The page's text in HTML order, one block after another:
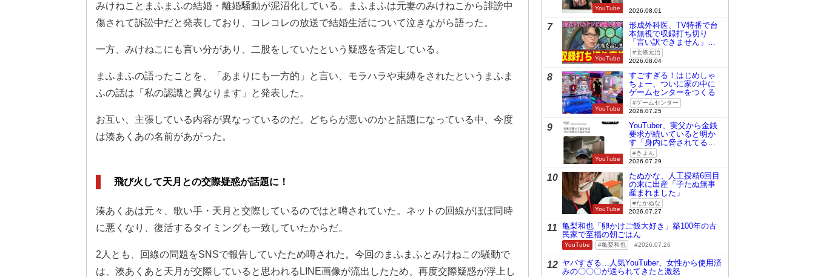
みけねことまふまふの結婚・離婚騒動が泥沼化している。まふまふは元妻のみけねこから誹謗中
傷されて訴訟中だと発表しており、コレコレの放送で結婚生活について泣きながら語った。
一方、みけねこにも言い分があり、二股をしていたという疑惑を否定している。
まふまふの語ったことを、「あまりにも一方的」と言い、モラハラや束縛をされたというまふま
ふの話は「私の認識と異なります」と発表した。
お互い、主張している内容が異なっているのだ。どちらが悪いのかと話題になっている中、今度
は湊あくあの名前があがった。
飛び火して天月との交際疑惑が話題に！
湊あくあは元々、歌い手・天月と交際しているのではと噂されていた。ネットの回線がほぼ同時
に悪くなり、復活するタイミングも一致していたからだ。
2人とも、回線の問題をSNSで報告していたため噂された。今回のまふまふとみけねこの騒動で
は、湊あくあと天月が交際していると思われるLINE画像が流出したため、再度交際疑惑が浮上し
YouTube 2026.08.01
7
YouTube
形成外科医、TV特番で台
本無視で収録打ち切り
「言い訳できません」と
謝罪北條元治
2026.08.04
8
YouTube
すごすぎる！はじめしゃ
ちょー、ついに家の中に
ゲームセンターをつくる
ゲームセンター
2026.07.25
9
YouTube
YouTuber、実父から金銭
要求が続いていると明か
す「身内に脅されてる
の」きょん
2026.07.29
10
YouTube
たぬかな、人工授精6回目
の末に出産「子たぬ無事
産まれました」
たかぬな
2026.07.27
11
亀梨和也「卵かけご飯大好き」築100年の古
民家で至福の朝ごはん
YouTube 亀梨和也 2026.07.26
12 ヤバすぎる…人気YouTuber、女性から使用済
みの〇〇〇が送られてきたと激怒